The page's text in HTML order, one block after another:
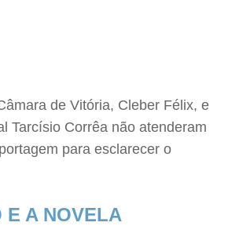
de Vitória, Cleber Félix, e
Tarcísio Corrêa não atenderam
para esclarecer o
E A NOVELA